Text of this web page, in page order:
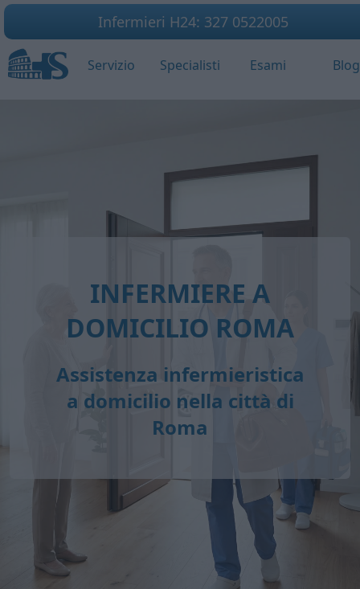
Infermieri H24: 327 0522005
Servizio Specialisti Esami Blog
INFERMIERE A
DOMICILIO ROMA
Assistenza infermieristica
a domicilio nella città di
Roma